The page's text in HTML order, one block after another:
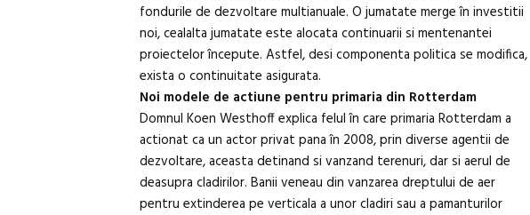
fondurile de dezvoltare multianuale. O jumatate merge în investitii
noi, cealalta jumatate este alocata continuarii si mentenantei
proiectelor începute. Astfel, desi componenta politica se modifica,
exista o continuitate asigurata.
Noi modele de actiune pentru primaria din Rotterdam
Domnul Koen Westhoff explica felul în care primaria Rotterdam a
actionat ca un actor privat pana în 2008, prin diverse agentii de
dezvoltare, aceasta detinand si vanzand terenuri, dar si aerul de
deasupra cladirilor. Banii veneau din vanzarea dreptului de aer
pentru extinderea pe verticala a unor cladiri sau a pamanturilor